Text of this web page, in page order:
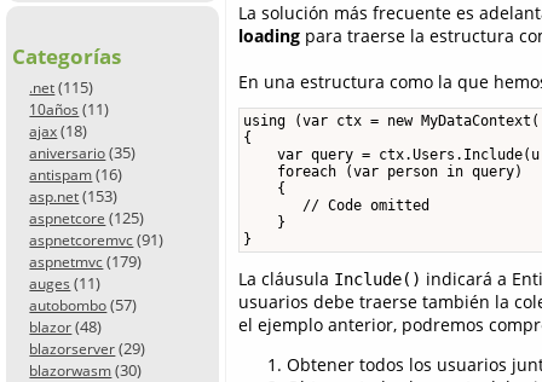
Categorías
.net (115)
10años (11)
ajax (18)
aniversario (35)
antispam (16)
asp.net (153)
aspnetcore (125)
aspnetcoremvc (91)
aspnetmvc (179)
auges (11)
autobombo (57)
blazor (48)
blazorserver (29)
blazorwasm (30)
La solución más frecuente es
loading para traerse la estructura
En una estructura como la que
using (var ctx = new
{
var query =
    foreach (var person in query)
    {
       // Code omitted
    }
}
La cláusula Include() indicará a
usuarios debe traerse también la
el ejemplo anterior, podremos
Obtener todos los usuarios